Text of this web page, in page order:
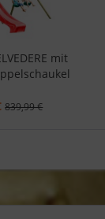
mit
839,99 €